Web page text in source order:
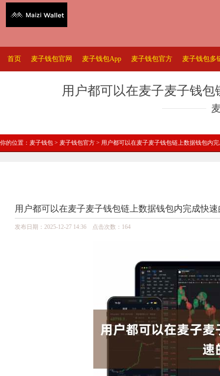
首页 麦子钱包官网 麦子钱包App 麦子钱包官方 麦子钱包多
用户都可以在麦子麦子钱
你的位置： 麦子钱包 > 麦子钱包官方 > 用户都可以在麦子麦子钱包链上数据钱包内
用户都可以在麦子麦子钱包链上数据钱包内完成快
发布日期：2025-12-27 14:36 点击次数：164